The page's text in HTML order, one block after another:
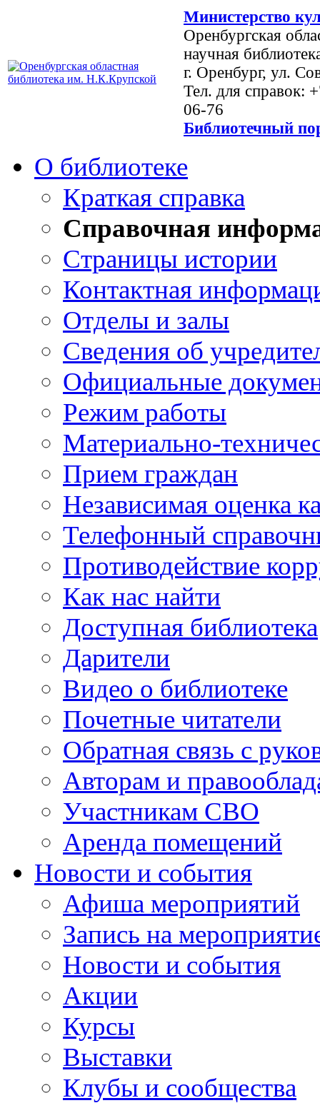
Министерство
Оренбургская
научная
г. Оренбург, ул.
Тел. для справок:
06-76
Библиотечный
О библиотеке
Краткая справка
Справочная
Страницы истории
Контактная
Отделы и залы
Сведения об
Официальные
Режим работы
Материально-
Прием граждан
Независимая оценка
Телефонный
Противодействие
Как нас найти
Доступная библиотека
Дарители
Видео о библиотеке
Почетные читатели
Обратная связь с
Авторам и
Участникам СВО
Аренда помещений
Новости и события
Афиша мероприятий
Запись на
Новости и события
Акции
Курсы
Выставки
Клубы и сообщества